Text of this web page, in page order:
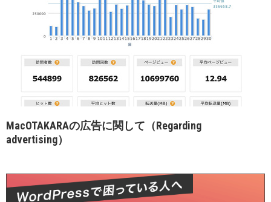
MacOTAKARAの広告に関して（Regarding
advertising）